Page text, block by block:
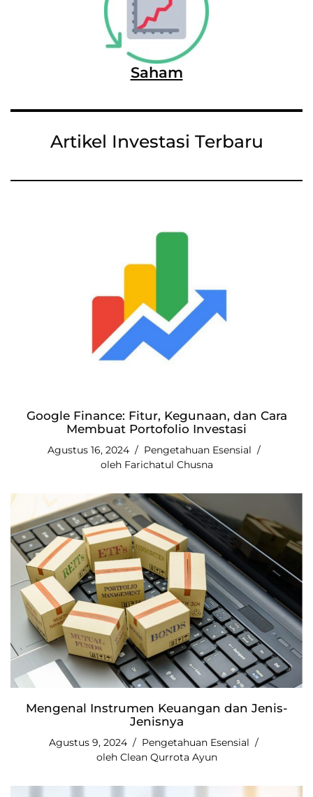
Saham
Artikel Investasi Terbaru
Google Finance: Fitur, Kegunaan, dan Cara
Membuat Portofolio Investasi
Agustus 16, 2024
Pengetahuan Esensial
oleh Farichatul Chusna
Mengenal Instrumen Keuangan dan Jenis-
Jenisnya
Agustus 9, 2024
Pengetahuan Esensial
oleh Clean Qurrota Ayun